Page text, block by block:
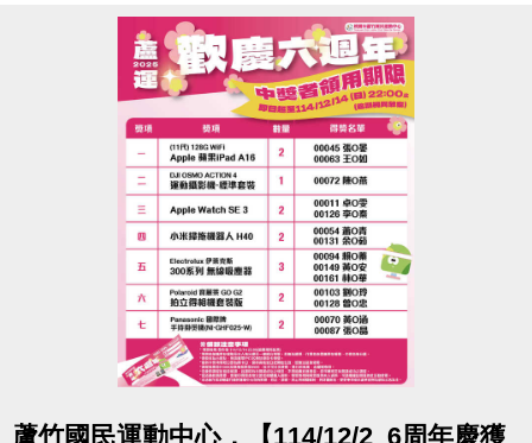
- 會員卡獎項領取日即為開卡日，會員資格當日起開始
生效，恕無法延後使用。
- 課程抵用金$1500及場地抵用金$500，皆不可分次使
用，進行折抵後，由櫃檯收回。
- 若使用課程折抵金報課，該課程有未開課成功之情
況，不得退費折換現金，但可轉班至有開課成功之課
- 因活動核銷需要，會複印得獎者身分證或相關個人資
料，領獎則視同同意提供本人資料，可請櫃檯註明僅
供此活動使用。
- 本活動作業說明蘆竹國民運動中心保有解釋、修正、
調整、終止等相關權利，其詳細辦法、變更事項或未
蘆竹國民運動中心，【114/12/2_6周年慶獲